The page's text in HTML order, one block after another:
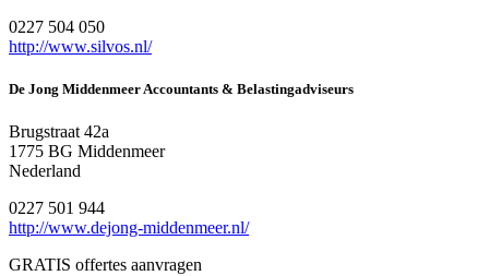
0227 504 050
http://www.silvos.nl/
De Jong Middenmeer Accountants & Belastingadviseurs
Brugstraat 42a
1775 BG Middenmeer
Nederland
0227 501 944
http://www.dejong-middenmeer.nl/
GRATIS offertes aanvragen